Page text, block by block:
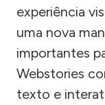
experiência
uma nova
importantes
Webstories
texto e